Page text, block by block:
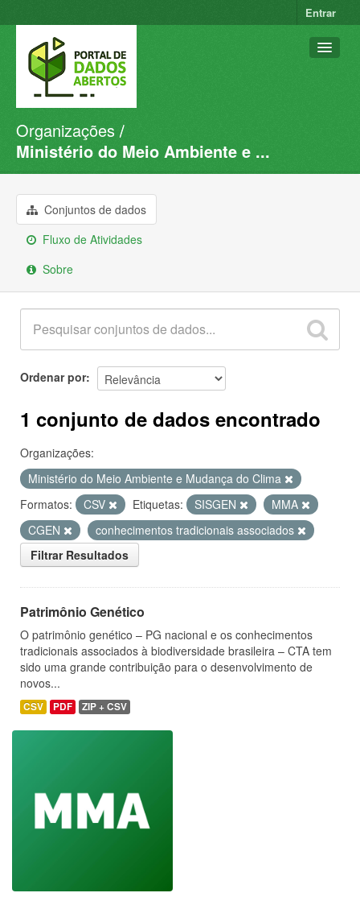
Entrar
Conjuntos de dados
Organizações
Sobre
Organizações
Ministério do Meio Ambiente e ...
Conjuntos de dados
Fluxo de Atividades
Sobre
Ordenar por
1 conjunto de dados encontrado
Organizações:
Ministério do Meio Ambiente e Mudança do Clima
Formatos:
CSV Etiquetas: SISGEN
MMA
CGEN
conhecimentos tradicionais associados
Filtrar Resultados
Patrimônio Genético
O patrimônio genético – PG nacional e os conhecimentos
tradicionais associados à biodiversidade brasileira – CTA tem
sido uma grande contribuição para o desenvolvimento de
novos...
CSV PDF ZIP + CSV